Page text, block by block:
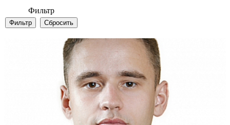
Фильтр